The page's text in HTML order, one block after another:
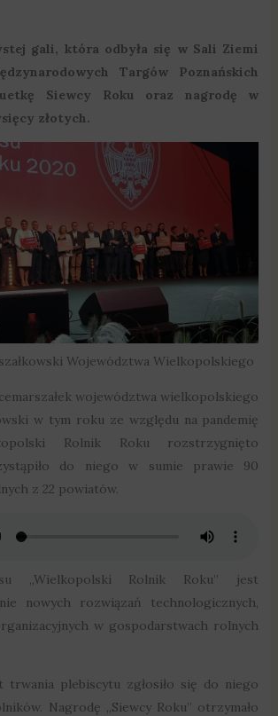
gali, która odbyła się w Sali Ziemi
Targów Poznańskich
Siewcy Roku oraz nagrodę w
złotych.
Województwa Wielkopolskiego
województwa wielkopolskiego
w tym roku ze względu na pandemię
Rolnik Roku rozstrzygnięto
do niego w sumie prawie 90
z 22 powiatów.
„Wielkopolski Rolnik Roku” jest
nowych rozwiązań technologicznych,
w gospodarstwach rolnych
plebiscytu zgłosiło się do niego
Nagrodę „Siewcy Roku” otrzymało